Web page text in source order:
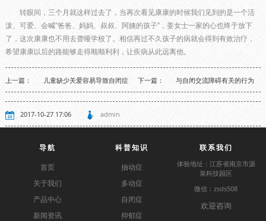
转眼间，三个月就这样过去了，当再次看见康康的时候我们见到的是一个活
泼、可爱、会喊“爸爸、妈妈、叔叔、阿姨的孩子”，姜女士一家的心也终于放下
了，这次康康也不用去聋哑学校了。相信再过不久孩子的病就会得到有效治疗，
希望康康以后的路能够走得顺顺利利，让疾病从此远离他。
上一篇： 儿童缺少关爱容易导致自闭症 下一篇： 与自闭交流障碍有关的行为
2017-10-27 17:06 admin
导航
首页
关于我们
产品中心
新闻资讯
科普知识
抽动症
多动症
自闭症
抑郁症
联系我们
体验地址：江苏省南京市源
泉科技园区
微信：zsds508
欢迎咨询